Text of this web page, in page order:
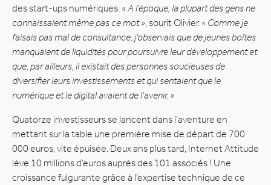
des start-ups numériques. « A l’époque, la plupart des gens ne
connaissaient même pas ce mot » , sourit Olivier. « Comme je
faisais pas mal de consultance, j’observais que de jeunes boîtes
manquaient de liquidités pour poursuivre leur développement et
que, par ailleurs, il existait des personnes soucieuses de
diversifier leurs investissements et qui sentaient que le
numérique et le digital avaient de l’avenir. »
Quatorze investisseurs se lancent dans l’aventure en
mettant sur la table une première mise de départ de 700
000 euros, vite épuisée. Deux ans plus tard, Internet Attitude
lève 10 millions d’euros auprès des 101 associés ! Une
croissance fulgurante grâce à l’expertise technique de ce